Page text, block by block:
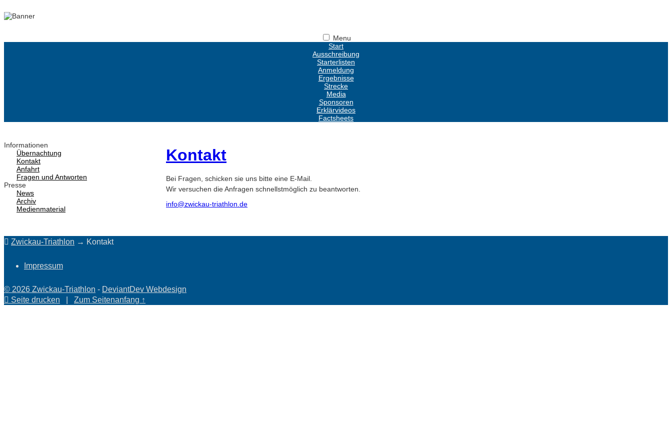
Menu
Start
Ausschreibung
Starterlisten
Anmeldung
Ergebnisse
Strecke
Media
Sponsoren
Erklärvideos
Factsheets
Informationen
Übernachtung
Kontakt
Anfahrt
Fragen und Antworten
Presse
News
Archiv
Medienmaterial
Kontakt
Bei Fragen, schicken sie uns bitte eine E-Mail.
Wir versuchen die Anfragen schnellstmöglich zu beantworten.
info@zwickau-triathlon.de
Zwickau-Triathlon → Kontakt
Impressum
© 2026 Zwickau-Triathlon - DeviantDev Webdesign
Seite drucken
Zum Seitenanfang ↑